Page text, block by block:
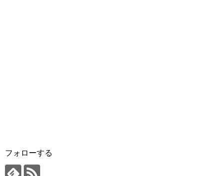
フォローする